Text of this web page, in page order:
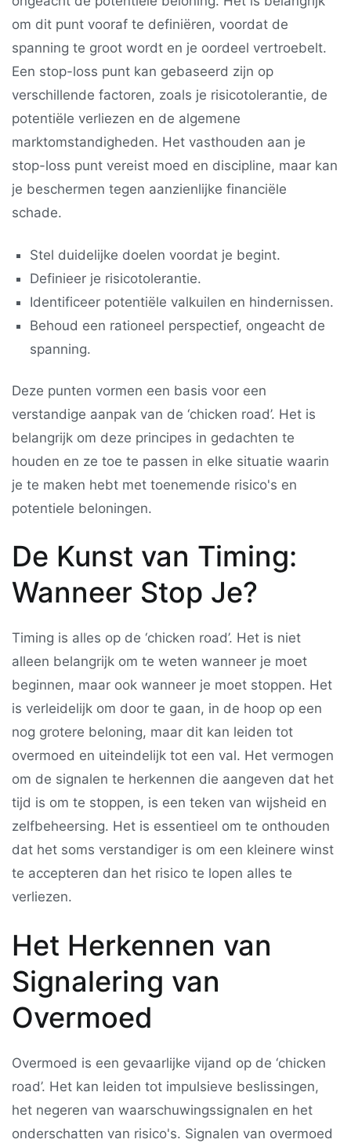
om dit punt vooraf te definiëren, voordat de
spanning te groot wordt en je oordeel vertroebelt.
Een stop-loss punt kan gebaseerd zijn op
verschillende factoren, zoals je risicotolerantie, de
potentiële verliezen en de algemene
marktomstandigheden. Het vasthouden aan je
stop-loss punt vereist moed en discipline, maar kan
je beschermen tegen aanzienlijke financiële
schade.
Stel duidelijke doelen voordat je begint.
Definieer je risicotolerantie.
Identificeer potentiële valkuilen en hindernissen.
Behoud een rationeel perspectief, ongeacht de
spanning.
Deze punten vormen een basis voor een
verstandige aanpak van de ‘chicken road’. Het is
belangrijk om deze principes in gedachten te
houden en ze toe te passen in elke situatie waarin
je te maken hebt met toenemende risico's en
potentiele beloningen.
De Kunst van Timing:
Wanneer Stop Je?
Timing is alles op de ‘chicken road’. Het is niet
alleen belangrijk om te weten wanneer je moet
beginnen, maar ook wanneer je moet stoppen. Het
is verleidelijk om door te gaan, in de hoop op een
nog grotere beloning, maar dit kan leiden tot
overmoed en uiteindelijk tot een val. Het vermogen
om de signalen te herkennen die aangeven dat het
tijd is om te stoppen, is een teken van wijsheid en
zelfbeheersing. Het is essentieel om te onthouden
dat het soms verstandiger is om een kleinere winst
te accepteren dan het risico te lopen alles te
verliezen.
Het Herkennen van
Signalering van
Overmoed
Overmoed is een gevaarlijke vijand op de ‘chicken
road’. Het kan leiden tot impulsieve beslissingen,
het negeren van waarschuwingssignalen en het
onderschatten van risico's. Signalen van overmoed